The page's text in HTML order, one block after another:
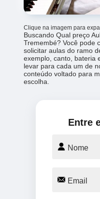
Clique na imagem para
Buscando Qual preço
Tremembé? Você pode
solicitar aulas do ramo
exemplo, canto, bateria
levar para cada um de
conteúdo voltado para
escolha.
Entre